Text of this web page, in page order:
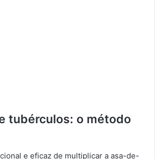
tubérculos: o método
e eficaz de multiplicar a asa-de-